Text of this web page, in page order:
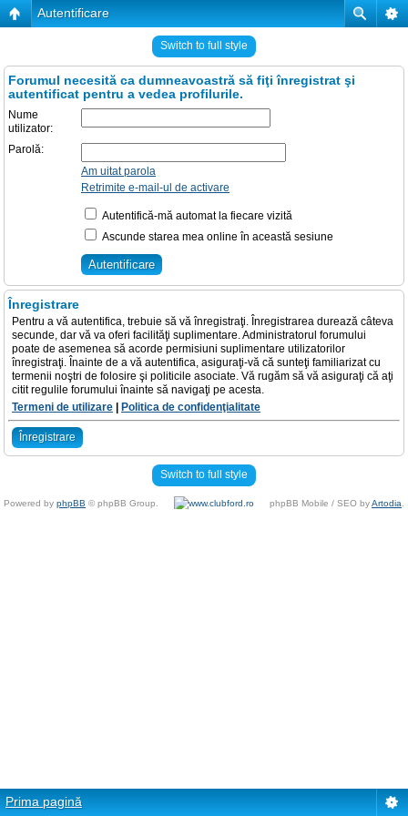
Autentificare
Switch to full style
Forumul necesită ca dumneavoastră să fiţi înregistrat şi
autentificat pentru a vedea profilurile.
Nume
utilizator:
Parolă:
Am uitat parola
Retrimite e-mail-ul de activare
Autentifică-mă automat la fiecare vizită
Ascunde starea mea online în această sesiune
Înregistrare
Pentru a vă autentifica, trebuie să vă înregistraţi. Înregistrarea durează câteva
secunde, dar vă va oferi facilităţi suplimentare. Administratorul forumului
poate de asemenea să acorde permisiuni suplimentare utilizatorilor
înregistraţi. Înainte de a vă autentifica, asiguraţi-vă că sunteţi familiarizat cu
termenii noştri de folosire şi politicile asociate. Vă rugăm să vă asiguraţi că aţi
citit regulile forumului înainte să navigaţi pe acesta.
Termeni de utilizare
Politica de confidenţialitate
Înregistrare
Switch to full style
Powered by phpBB © phpBB Group. phpBB Mobile / SEO byArtodia
Prima pagină